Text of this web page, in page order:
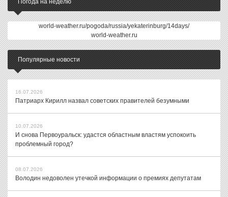
Погода на неделю
world-weather.ru/pogoda/russia/yekaterinburg/14days/
world-weather.ru
Популярные новости
16.07.2026
Патриарх Кирилл назвал советских правителей безумными
10.07.2026
И снова Первоуральск: удастся областным властям успокоить
проблемный город?
08.07.2026
Володин недоволен утечкой информации о премиях депутатам